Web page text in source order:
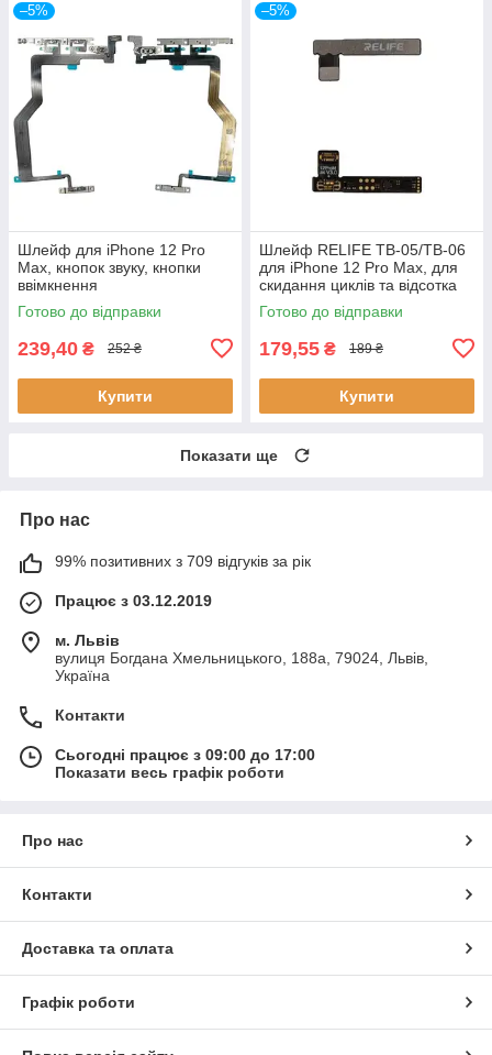
–5%
Шлейф для iPhone 12 Pro
Max, кнопок звуку, кнопки
ввімкнення
Готово до відправки
239,40 ₴ 252 ₴
Купити
–5%
Шлейф RELIFE TB-05/TB-06
для iPhone 12 Pro Max, для
скидання циклів та відсотка
зносу акумулятора
Готово до відправки
179,55 ₴ 189 ₴
Купити
Показати ще
Про нас
99% позитивних з 709 відгуків за рік
Працює з 03.12.2019
м. Львів
вулиця Богдана Хмельницького, 188а, 79024, Львів,
Україна
Контакти
Сьогодні працює з 09:00 до 17:00
Показати весь графік роботи
Про нас
Контакти
Доставка та оплата
Графік роботи